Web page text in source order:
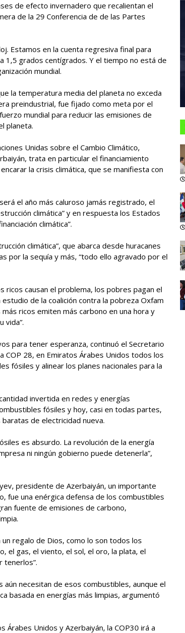
de efecto invernadero que recalientan el
de la 29 Conferencia de de las Partes
Estamos en la cuenta regresiva final para
1,5 grados centígrados. Y el tiempo no está de
mundial.
la temperatura media del planeta no exceda
preindustrial, fue fijado como meta por el
mundial para reducir las emisiones de
planeta.
Unidas sobre el Cambio Climático,
trata en particular el financiamiento
la crisis climática, que se manifiesta con
el año más caluroso jamás registrado, el
climática” y en respuesta los Estados
climática”.
climática”, que abarca desde huracanes
por la sequía y más, “todo ello agravado por el
ricos causan el problema, los pobres pagan el
de la coalición contra la pobreza Oxfam
ricos emiten más carbono en una hora y
vida”.
para tener esperanza, continuó el Secretario
COP 28, en Emiratos Árabes Unidos todos los
fósiles y alinear los planes nacionales para la
invertida en redes y energías
fósiles y hoy, casi en todas partes,
de electricidad nueva.
es absurdo. La revolución de la energía
ni ningún gobierno puede detenerla”,
presidente de Azerbaiyán, un importante
fue una enérgica defensa de los combustibles
fuente de emisiones de carbono,
regalo de Dios, como lo son todos los
el gas, el viento, el sol, el oro, la plata, el
tenerlos”.
necesitan de esos combustibles, aunque el
basada en energías más limpias, argumentó
Unidos y Azerbaiyán, la COP30 irá a